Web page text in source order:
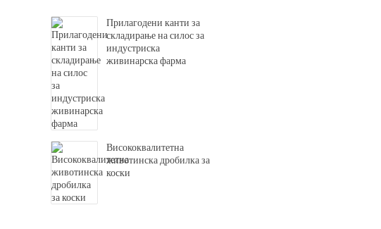
Прилагодени канти за
складирање на силос за
индустриска
живинарска фарма
Висококвалитетна
животинска дробилка за
коски